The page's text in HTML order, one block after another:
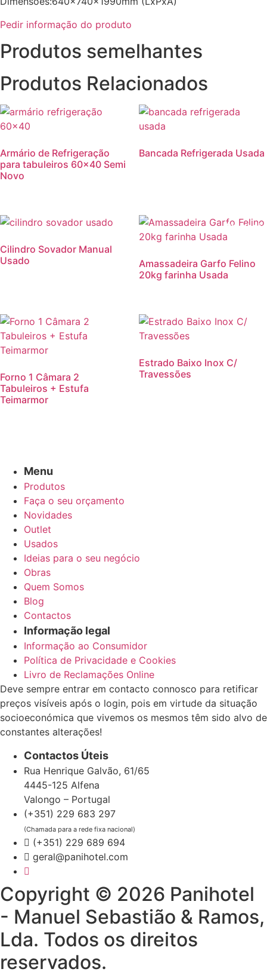
Pedir informação do produto
Produtos semelhantes
Produtos Relacionados
Armário de Refrigeração
para tabuleiros 60×40 Semi
Novo
Bancada Refrigerada Usada
Cilindro Sovador Manual
Usado
Amassadeira Garfo Felino
20kg farinha Usada
Forno 1 Câmara 2
Tabuleiros + Estufa
Teimarmor
Estrado Baixo Inox C/
Travessões
Menu
Produtos
Faça o seu orçamento
Novidades
Outlet
Usados
Ideias para o seu negócio
Obras
Quem Somos
Blog
Contactos
Informação legal
Informação ao Consumidor
Política de Privacidade e Cookies
Livro de Reclamações Online
Deve sempre entrar em contacto connosco para retificar
preços visíveis após o login, pois em virtude da situação
socioeconómica que vivemos os mesmos têm sido alvo de
constantes alterações!
Contactos Úteis
Rua Henrique Galvão, 61/65
4445-125 Alfena
Valongo – Portugal
(+351) 229 683 297
(Chamada para a rede fixa nacional)
(+351) 229 689 694
geral@panihotel.com
Copyright © 2026 Panihotel
- Manuel Sebastião & Ramos,
Lda. Todos os direitos
reservados.